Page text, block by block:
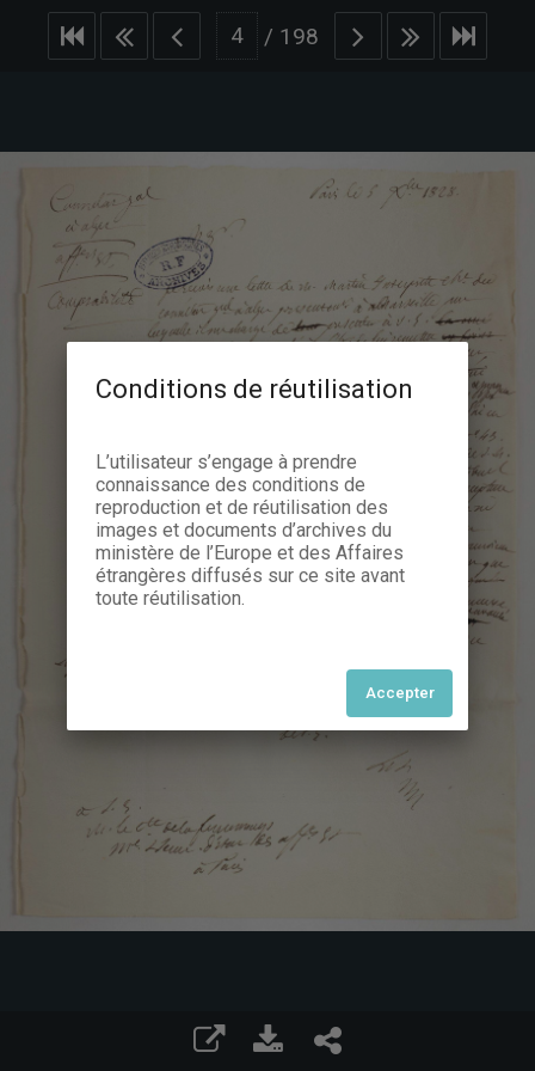
/ 198
Conditions de réutilisation
L’utilisateur s’engage à prendre
connaissance des conditions de
reproduction et de réutilisation des
images et documents d’archives du
ministère de l’Europe et des Affaires
étrangères diffusés sur ce site avant
toute réutilisation.